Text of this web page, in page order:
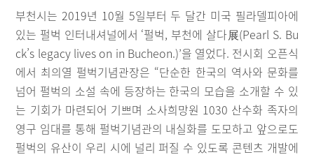
부천시는 2019년 10월 5일부터 두 달간 미국 필라델피아에
있는 펄벅 인터내셔널에서 ‘펄벅, 부천에 살다展(Pearl S. Bu
ck’s legacy lives on in Bucheon.)’을 열었다. 전시회 오픈식
에서 최의열 펄벅기념관장은 “단순한 한국의 역사와 문화를
넘어 펄벅의 소설 속에 등장하는 한국의 모습을 소개할 수 있
는 기회가 마련되어 기쁘며 소사희망원 1030 산수화 족자의
영구 임대를 통해 펄벅기념관의 내실화를 도모하고 앞으로도
펄벅의 유산이 우리 시에 널리 퍼질 수 있도록 콘텐츠 개발에